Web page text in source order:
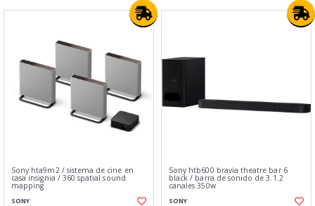
Sony hta9m2 / sistema de cine en
casa insignia / 360 spatial sound
mapping
SONY
Sony htb600 bravia theatre bar 6
black / barra de sonido de 3.1.2
canales 350w
SONY